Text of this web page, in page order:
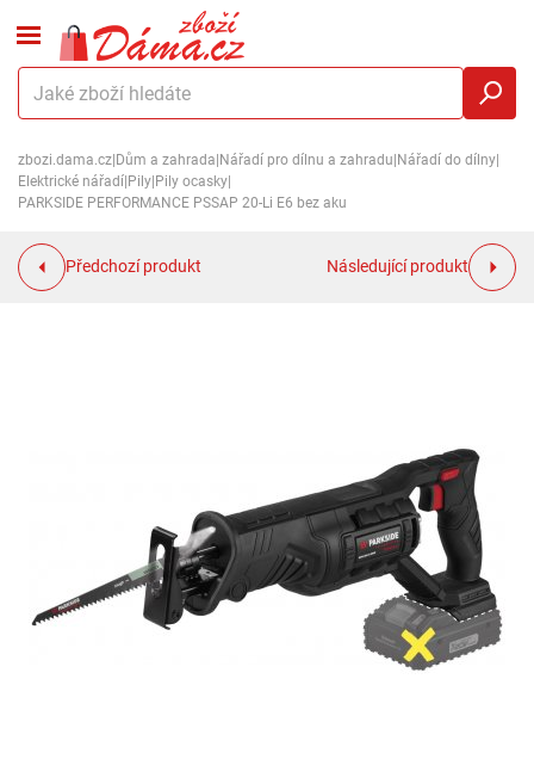
zbozi.dama.cz Dům a zahrada Nářadí pro dílnu a zahradu Nářadí do dílny
Elektrické nářadí Pily Pily ocasky
PARKSIDE PERFORMANCE PSSAP 20-Li E6 bez aku
Předchozí produkt Následující produkt